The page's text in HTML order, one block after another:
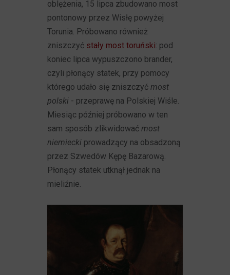
oblężenia, 15 lipca zbudowano most
pontonowy przez Wisłę powyżej
Torunia. Próbowano również
zniszczyć stały most toruński: pod
koniec lipca wypuszczono brander,
czyli płonący statek, przy pomocy
którego udało się zniszczyćmost
polski - przeprawę na Polskiej Wiśle.
Miesiąc później próbowano w ten
sam sposób zlikwidowaćmost
niemiecki prowadzący na obsadzoną
przez Szwedów Kępę Bazarową.
Płonący statek utknął jednak na
mieliźnie.